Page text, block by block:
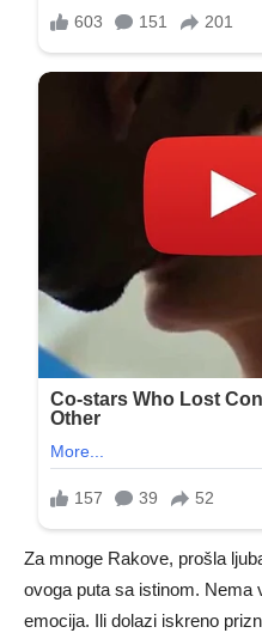
Za mnoge Rakove, prošla
ovoga puta sa istinom. Nema
emocija. Ili dolazi iskreno